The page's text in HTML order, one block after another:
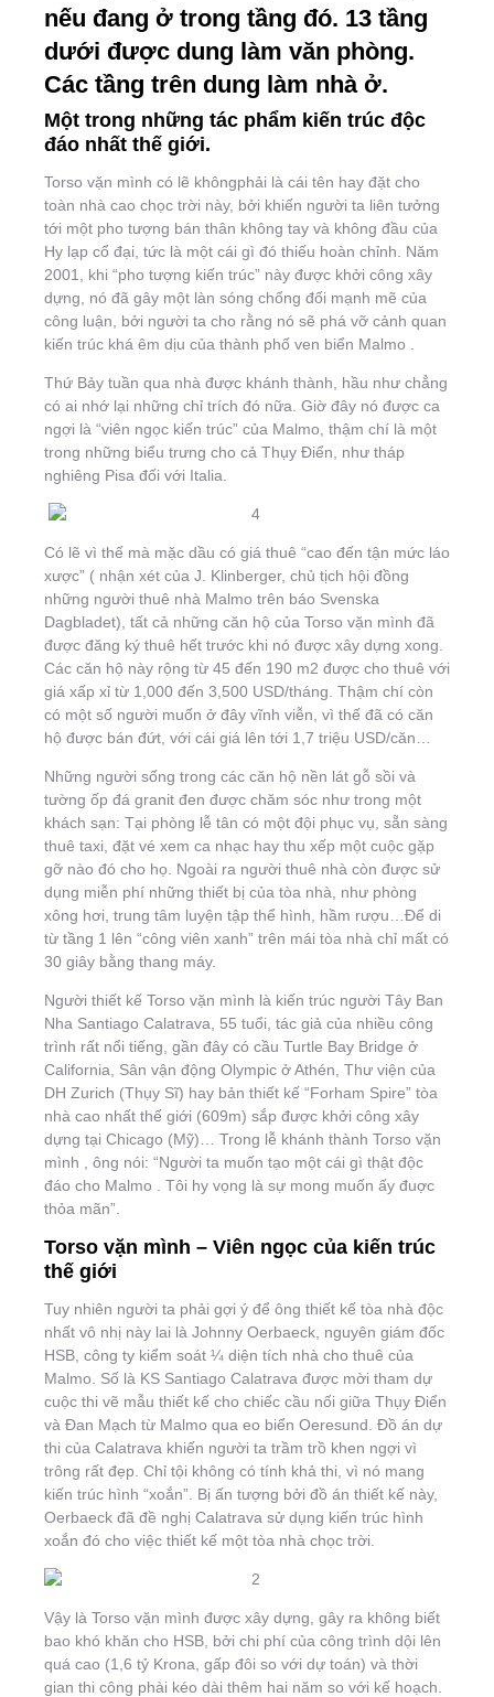
nếu đang ở trong tầng đó. 13 tầng
dưới được dung làm văn phòng.
Các tầng trên dung làm nhà ở.
Một trong những tác phẩm kiến trúc độc
đáo nhất thế giới.
Torso vặn mình có lẽ khôngphải là cái tên hay đặt cho
toàn nhà cao chọc trời này, bởi khiến người ta liên tưởng
tới một pho tượng bán thân không tay và không đầu của
Hy lạp cổ đại, tức là một cái gì đó thiếu hoàn chỉnh. Năm
2001, khi “pho tượng kiến trúc” này được khởi công xây
dựng, nó đã gây một làn sóng chống đối mạnh mẽ của
công luận, bởi người ta cho rằng nó sẽ phá vỡ cảnh quan
kiến trúc khá êm dịu của thành phố ven biển Malmo .
Thứ Bảy tuần qua nhà được khánh thành, hầu như chẳng
có ai nhớ lại những chỉ trích đó nữa. Giờ đây nó được ca
ngợi là “viên ngọc kiến trúc” của Malmo, thậm chí là một
trong những biểu trưng cho cả Thụy Điển, như tháp
nghiêng Pisa đối với Italia.
Có lẽ vì thế mà mặc dầu có giá thuê “cao đến tận mức láo
xược” ( nhận xét của J. Klinberger, chủ tịch hội đồng
những người thuê nhà Malmo trên báo Svenska
Dagbladet), tất cả những căn hộ của Torso vặn mình đã
được đăng ký thuê hết trước khi nó được xây dựng xong.
Các căn hộ này rộng từ 45 đến 190 m2 được cho thuê với
giá xấp xỉ từ 1,000 đến 3,500 USD/tháng. Thậm chí còn
có một số người muốn ở đây vĩnh viễn, vì thế đã có căn
hộ được bán đứt, với cái giá lên tới 1,7 triệu USD/căn…
Những người sống trong các căn hộ nền lát gỗ sồi và
tường ốp đá granit đen được chăm sóc như trong một
khách sạn: Tại phòng lễ tân có một đội phục vụ, sẵn sàng
thuê taxi, đặt vé xem ca nhạc hay thu xếp một cuộc gặp
gỡ nào đó cho họ. Ngoài ra người thuê nhà còn được sử
dụng miễn phí những thiết bị của tòa nhà, như phòng
xông hơi, trung tâm luyện tập thể hình, hầm rượu…Để di
từ tầng 1 lên “công viên xanh” trên mái tòa nhà chỉ mất có
30 giây bằng thang máy.
Người thiết kế Torso vặn mình là kiến trúc người Tây Ban
Nha Santiago Calatrava, 55 tuổi, tác giả của nhiều công
trình rất nổi tiếng, gần đây có cầu Turtle Bay Bridge ở
California, Sân vận động Olympic ở Athén, Thư viện của
DH Zurich (Thụy Sĩ) hay bản thiết kế “Forham Spire” tòa
nhà cao nhất thế giới (609m) sắp được khởi công xây
dựng tại Chicago (Mỹ)… Trong lễ khánh thành Torso vặn
mình , ông nói: “Người ta muốn tạo một cái gì thật độc
đáo cho Malmo . Tôi hy vọng là sự mong muốn ấy đuợc
thỏa mãn”.
Torso vặn mình – Viên ngọc của kiến trúc
thế giới
Tuy nhiên người ta phải gợi ý để ông thiết kế tòa nhà độc
nhất vô nhị này lai là Johnny Oerbaeck, nguyên giám đốc
HSB, công ty kiểm soát ¼ diện tích nhà cho thuê của
Malmo. Số là KS Santiago Calatrava được mời tham dự
cuộc thi vẽ mẫu thiết kế cho chiếc cầu nối giữa Thụy Điển
và Đan Mạch từ Malmo qua eo biển Oeresund. Đồ án dự
thi của Calatrava khiến người ta trầm trồ khen ngợi vì
trông rất đẹp. Chỉ tội không có tính khả thi, vì nó mang
kiến trúc hình “xoắn”. Bị ấn tượng bởi đồ án thiết kế này,
Oerbaeck đã đề nghị Calatrava sử dụng kiến trúc hình
xoắn đó cho việc thiết kế một tòa nhà chọc trời.
Vậy là Torso vặn mình được xây dựng, gây ra không biết
bao khó khăn cho HSB, bởi chi phí của công trình dội lên
quá cao (1,6 tỷ Krona, gấp đôi so với dự toán) và thời
gian thi công phài kéo dài thêm hai năm so với kế hoạch.